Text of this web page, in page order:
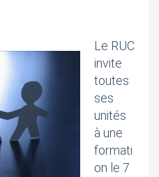
Le RUC
invite
toutes
ses
unités
à une
formati
on le 7